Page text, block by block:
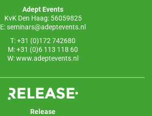
Adept Events
KvK Den Haag: 56059825
E:seminars@adeptevents.nl
T: +31 (0)172 742680
M: +31 (0)6 113 118 60
W:www.adeptevents.nl
Release